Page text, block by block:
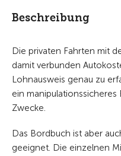
Beschreibung
Die privaten Fahrten mit
damit verbunden
Lohnausweis genau zu
ein
Zwecke.
Das Bordbuch ist aber
geeignet. Die einzelnen